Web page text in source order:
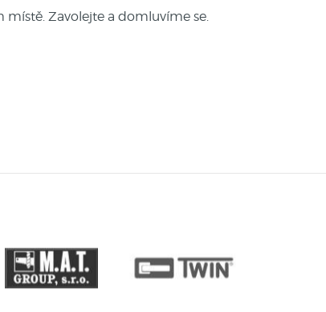
Zavolejte a domluvíme se.